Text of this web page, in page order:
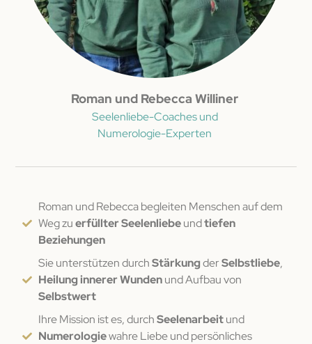
Roman und Rebecca Williner
Seelenliebe-Coaches und
Numerologie-Experten
Roman und Rebecca begleiten Menschen auf dem
Weg zuerfüllter Seelenliebeundtiefen
Beziehungen
Sie unterstützen durchStärkungderSelbstliebe,
Heilung innerer Wundenund Aufbau von
Selbstwert
Ihre Mission ist es, durchSeelenarbeitund
Numerologiewahre Liebe und persönliches